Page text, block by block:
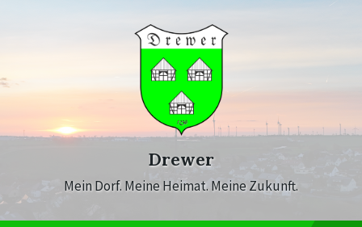
Drewer
Mein Dorf. Meine Heimat. Meine Zukunft.